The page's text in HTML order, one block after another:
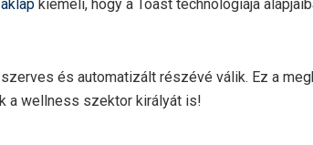
kiemeli, hogy a Toast technológiája
és automatizált részévé válik. Ez a
a wellness szektor királyát is!